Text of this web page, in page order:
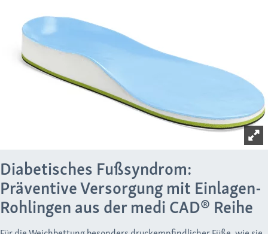
Diabetisches Fußsyndrom:
Präventive Versorgung mit Einlagen-
Rohlingen aus der medi CAD® Reihe